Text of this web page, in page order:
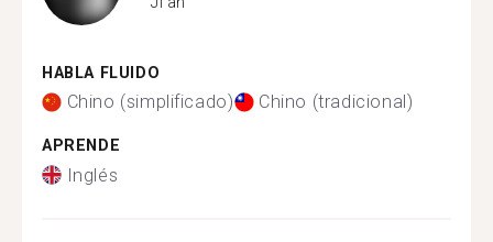
HABLA FLUIDO
Chino (simplificado) Chino (tradicional)
APRENDE
Inglés